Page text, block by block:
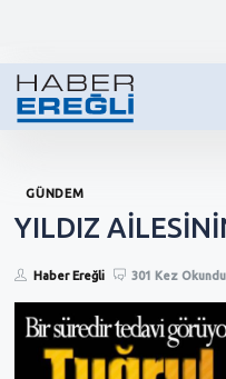
GÜNDEM
YILDIZ
Haber Ereğli 301 Kez Okundu